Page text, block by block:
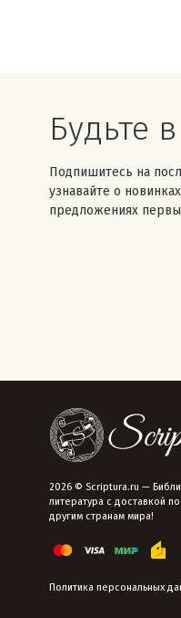
Будьте
Подпишитесь на
узнавайте о
предложениях
2026 © Scriptura.ru —
литература с доставкой
другим странам мира!
Политика персональных